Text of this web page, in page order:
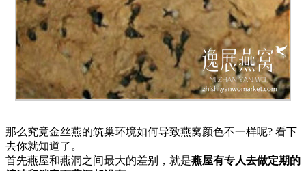
那么究竟金丝燕的筑巢环境如何导致燕窝颜色不一样呢? 看下
去你就知道了。
首先燕屋和燕洞之间最大的差别，就是燕屋有专人去做定期的